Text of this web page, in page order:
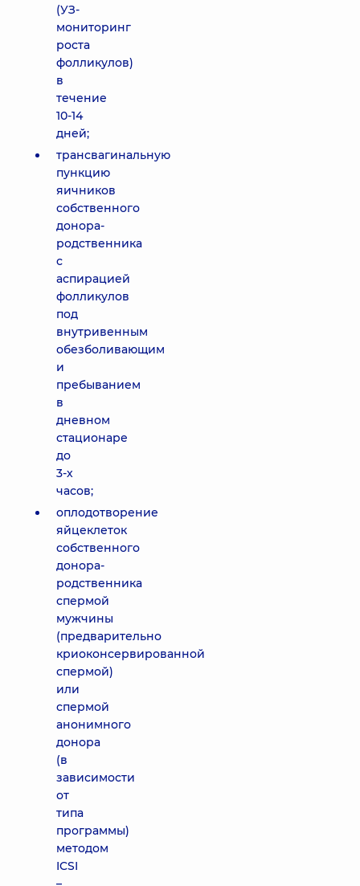
(УЗ-
мониторинг
роста
фолликулов)
в
течение
10-14
дней;
трансвагинальную
пункцию
яичников
собственного
донора-
родственника
с
аспирацией
фолликулов
под
внутривенным
обезболивающим
и
пребыванием
в
дневном
стационаре
до
3-х
часов;
оплодотворение
яйцеклеток
собственного
донора-
родственника
спермой
мужчины
(предварительно
криоконсервированной
спермой)
или
спермой
анонимного
донора
(в
зависимости
от
типа
программы)
методом
ICSI